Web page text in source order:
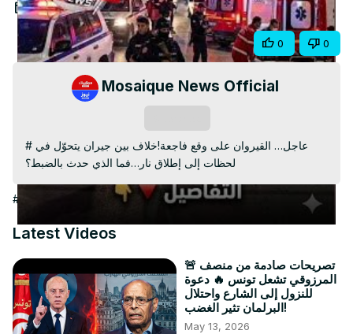
Video
May 4, 2026
Share 0 0
Mosaique News Official
#عاجل… القيروان على وقع فاجعة!خلاف بين جيران يتحوّل في
لحظات إلى إطلاق نار…فما الذي حدث بالضبط؟
#People & Society
Latest Videos
🚨 تصريحات صادمة من منصف
المرزوقي تشعل تونس 🔥 دعوة
للنزول إلى الشارع واحتلال
البرلمان تثير الغضب!
May 13, 2026